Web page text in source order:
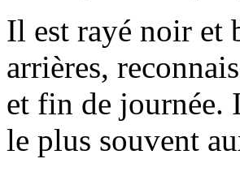
Il est rayé noir et
arrières,
et fin de journée.
le plus souvent